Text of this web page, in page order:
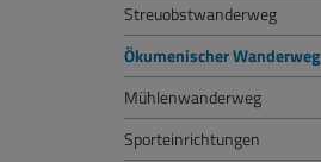
Streuobstwanderweg
Ökumenischer Wanderweg
Mühlenwanderweg
Sporteinrichtungen